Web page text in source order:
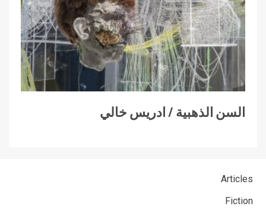
السن الذهبية / ادريس خالي
Articles
Fiction